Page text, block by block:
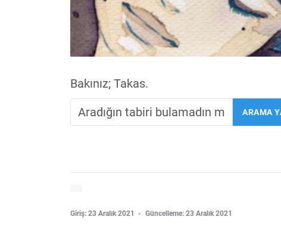
Bakınız; Takas.
Giriş: 23 Aralık 2021 Güncelleme: 23 Aralık 2021